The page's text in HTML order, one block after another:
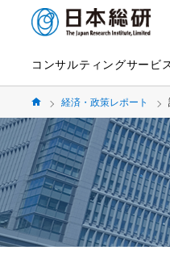
コンサルティングサービ
経済・政策レポート